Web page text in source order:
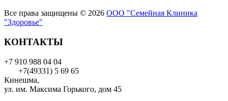
Все права защищены © 2026 ООО "Семейная Клиника
"Здоровье"
КОНТАКТЫ
+7 910 988 04 04
+7(49331) 5 69 65
Кинешма,
ул. им. Максима Горького, дом 45